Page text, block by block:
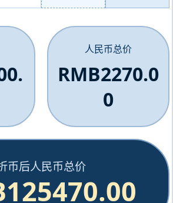
人民币总价
RMB2270.0
0
币后人民币总价